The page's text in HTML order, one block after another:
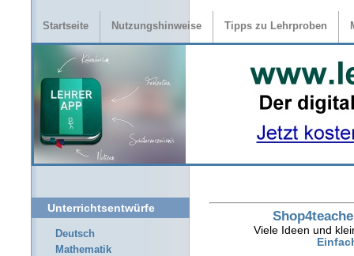
Startseite Nutzungshinweise Tipps zu Lehrproben
Viele Ideen und
Unterrichtsentwürfe
Deutsch
Mathematik